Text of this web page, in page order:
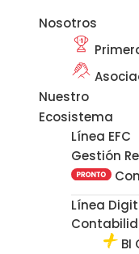
Nosotros
Nuestro
Ecosistema
Línea EFC
Gestión
Línea
BI